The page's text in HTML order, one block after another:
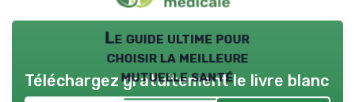
Le guide ultime pour
choisir la meilleure
mutuelle santé
Téléchargez gratuitement le livre blanc